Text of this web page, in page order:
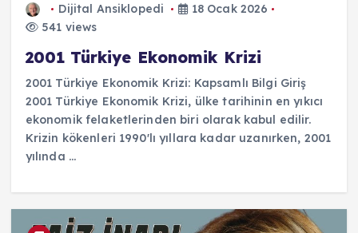
Dijital Ansiklopedi
18 Ocak 2026
541 views
2001 Türkiye Ekonomik Krizi
2001 Türkiye Ekonomik Krizi: Kapsamlı Bilgi Giriş
2001 Türkiye Ekonomik Krizi, ülke tarihinin en yıkıcı
ekonomik felaketlerinden biri olarak kabul edilir.
Krizin kökenleri 1990'lı yıllara kadar uzanırken, 2001
yılında ...